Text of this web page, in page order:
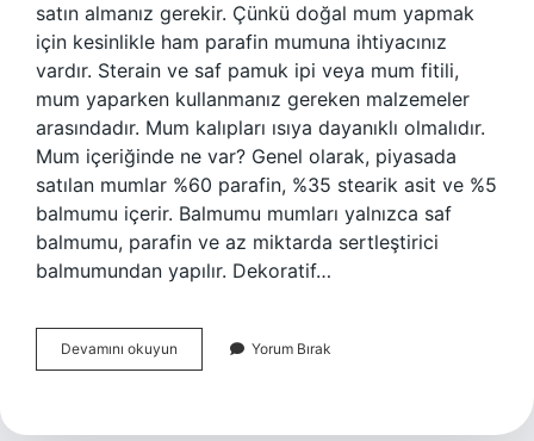
satın almanız gerekir. Çünkü doğal mum yapmak
için kesinlikle ham parafin mumuna ihtiyacınız
vardır. Sterain ve saf pamuk ipi veya mum fitili,
mum yaparken kullanmanız gereken malzemeler
arasındadır. Mum kalıpları ısıya dayanıklı olmalıdır.
Mum içeriğinde ne var? Genel olarak, piyasada
satılan mumlar %60 parafin, %35 stearik asit ve %5
balmumu içerir. Balmumu mumları yalnızca saf
balmumu, parafin ve az miktarda sertleştirici
balmumundan yapılır. Dekoratif…
Devamını okuyun
Ana
Yorum Bırak